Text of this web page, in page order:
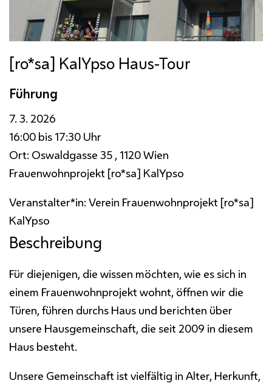
[ro*sa] KalYpso Haus-Tour
Führung
7. 3. 2026
16:00 bis 17:30 Uhr
Ort: Oswaldgasse 35 , 1120 Wien
Frauenwohnprojekt [ro*sa] KalYpso
Veranstalter*in: Verein Frauenwohnprojekt [ro*sa]
KalYpso
Beschreibung
Für diejenigen, die wissen möchten, wie es sich in
einem Frauenwohnprojekt wohnt, öffnen wir die
Türen, führen durchs Haus und berichten über
unsere Hausgemeinschaft, die seit 2009 in diesem
Haus besteht.
Unsere Gemeinschaft ist vielfältig in Alter, Herkunft,